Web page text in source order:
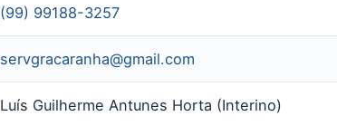
(99) 99188-3257
servgracaranha@gmail.com
Luís Guilherme Antunes Horta (Interino)